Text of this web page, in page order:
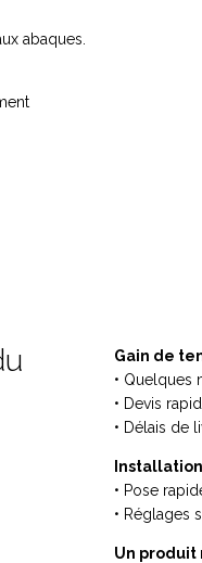
abaques.
Gain de
• Quelques
• Devis
• Délais de
• Pose
• Réglages
Un produit